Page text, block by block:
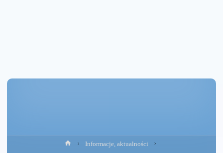
StronaInformacje, aktualności